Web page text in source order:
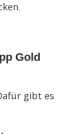
Gold
gibt es